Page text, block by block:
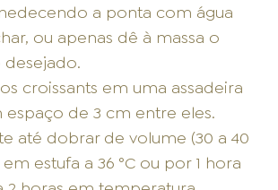
a ponta com água
ou apenas dê à massa o
croissants em uma assadeira
de 3 cm entre eles.
até dobrar de volume (30 a 40
estufa a 36 °C ou por 1 hora